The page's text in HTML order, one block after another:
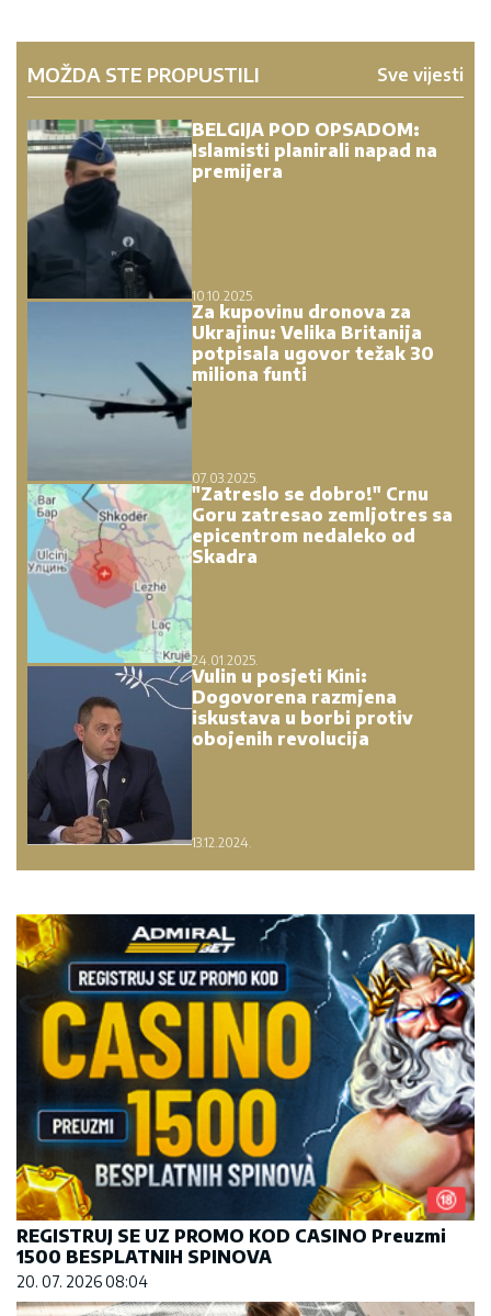
MOŽDA STE PROPUSTILI Sve vijesti
BELGIJA POD OPSADOM:
Islamisti planirali napad na
premijera
10.10.2025.
Za kupovinu dronova za
Ukrajinu: Velika Britanija
potpisala ugovor težak 30
miliona funti
07.03.2025.
"Zatreslo se dobro!" Crnu
Goru zatresao zemljotres sa
epicentrom nedaleko od
Skadra
24.01.2025.
Vulin u posjeti Kini:
Dogovorena razmjena
iskustava u borbi protiv
obojenih revolucija
13.12.2024.
REGISTRUJ SE UZ PROMO KOD CASINO Preuzmi
1500 BESPLATNIH SPINOVA
20. 07. 2026 08:04